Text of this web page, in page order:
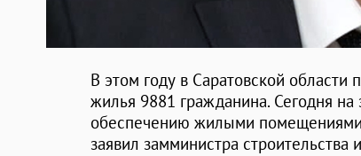
В этом году в Саратовской области
жилья 9881 гражданина. Сегодня
обеспечению жилыми помещениями
заявил замминистра